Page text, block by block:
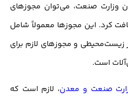
وزارت صنعت، می‌توان مجوزهای
کرد. این مجوزها معمولاً شامل
زیست‌محیطی و مجوزهای لازم برای
است.
صنعت و معدن، لازم است که